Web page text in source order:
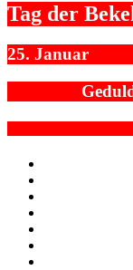
Tag der
25. Januar